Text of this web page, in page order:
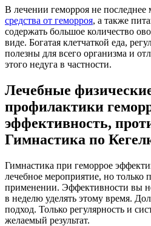
В лечении геморроя не последнее
средства от геморроя, а также
содержать большое количество
виде. Богатая клетчаткой еда,
полезны для всего организма и
этого недуга в частности.
Лечебные
профилактики
эффективность,
Гимнастика по
Гимнастика при геморрое
лечебное мероприятие, но только
применении. Эффективности вы не
в неделю уделять этому время.
подход. Только регулярность и
желаемый результат.